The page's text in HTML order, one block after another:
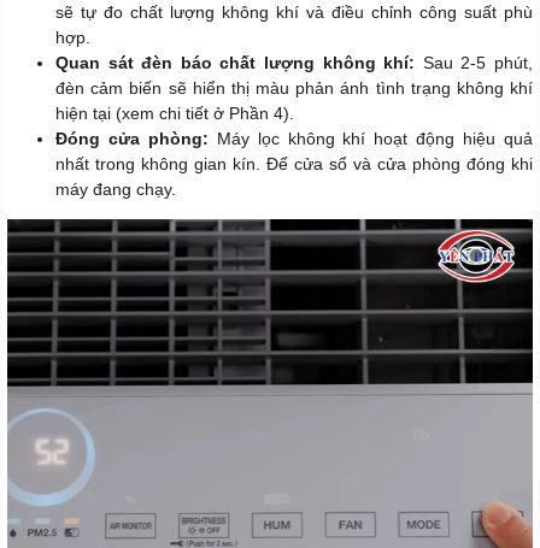
sẽ tự đo chất lượng không khí và điều chỉnh công suất phù
hợp.
Quan sát đèn báo chất lượng không khí: Sau 2-5 phút,
đèn cảm biến sẽ hiển thị màu phản ánh tình trạng không khí
hiện tại (xem chi tiết ở Phần 4).
Đóng cửa phòng: Máy lọc không khí hoạt động hiệu quả
nhất trong không gian kín. Để cửa sổ và cửa phòng đóng khi
máy đang chạy.